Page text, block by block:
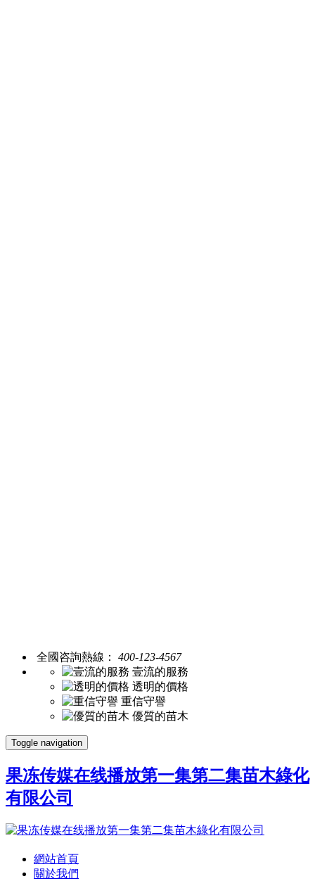
全國咨詢熱線： 400-123-4567
壹流的服務
透明的價格
重信守譽
優質的苗木
Toggle navigation
果冻传媒在线播放第一集第二集苗木綠化
有限公司
網站首頁
關於我們